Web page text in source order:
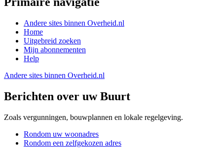
Andere sites binnen Overheid.nl
Home
Uitgebreid zoeken
Mijn abonnementen
Help
Andere sites binnen Overheid.nl
Berichten over uw Buurt
Zoals vergunningen, bouwplannen en lokale regelgeving.
Rondom uw woonadres
Rondom een zelfgekozen adres